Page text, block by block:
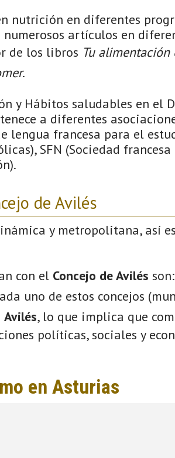
nutrición en diferentes
artículos en
de los libros Tu
.
y Hábitos saludables en el
a diferentes
lengua francesa para el
SFN (Sociedad
de Avilés
y metropolitana, así
con el Concejo de Avilés son:
uno de estos concejos
Avilés, lo que implica que
políticas, sociales y